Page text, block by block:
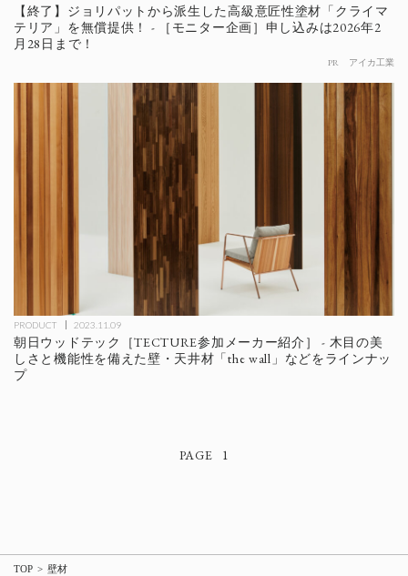
【終了】ジョリパットから派生した高級意匠性塗材「クライマ
テリア」を無償提供！ - ［モニター企画］申し込みは2026年2
月28日まで！
PR アイカ工業
PRODUCT 2023.11.09
朝日ウッドテック［TECTURE参加メーカー紹介］ - 木目の美
しさと機能性を備えた壁・天井材「the wall」などをラインナッ
プ
1
TOP 壁材